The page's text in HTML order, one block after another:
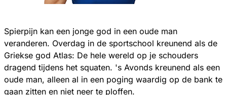
Spierpijn kan een jonge god in een oude man
veranderen. Overdag in de sportschool kreunend als de
Griekse god Atlas: De hele wereld op je schouders
dragend tijdens het squaten. 's Avonds kreunend als een
oude man, alleen al in een poging waardig op de bank te
gaan zitten en niet neer te ploffen.